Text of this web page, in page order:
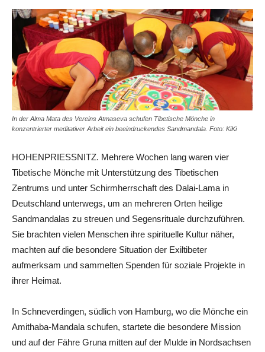
In der Alma Mata des Vereins Atmaseva schufen Tibetische Mönche in
konzentrierter meditativer Arbeit ein beeindruckendes Sandmandala. Foto: KiKi
HOHENPRIESSNITZ. Mehrere Wochen lang waren vier
Tibetische Mönche mit Unterstützung des Tibetischen
Zentrums und unter Schirmherrschaft des Dalai-Lama in
Deutschland unterwegs, um an mehreren Orten heilige
Sandmandalas zu streuen und Segensrituale durchzuführen.
Sie brachten vielen Menschen ihre spirituelle Kultur näher,
machten auf die besondere Situation der Exiltibeter
aufmerksam und sammelten Spenden für soziale Projekte in
ihrer Heimat.
In Schneverdingen, südlich von Hamburg, wo die Mönche ein
Amithaba-Mandala schufen, startete die besondere Mission
und auf der Fähre Gruna mitten auf der Mulde in Nordsachsen